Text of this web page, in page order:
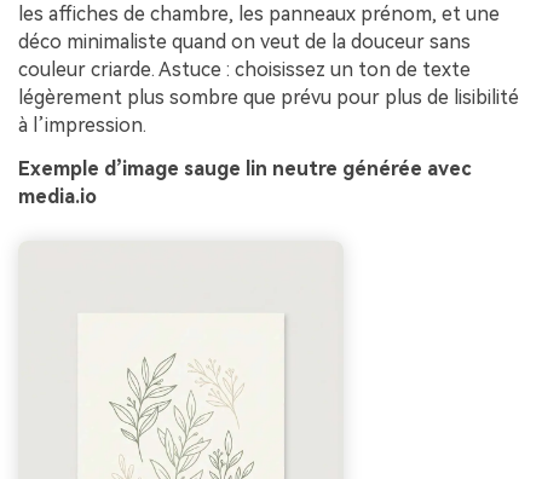
les affiches de chambre, les panneaux prénom, et une
déco minimaliste quand on veut de la douceur sans
couleur criarde. Astuce : choisissez un ton de texte
légèrement plus sombre que prévu pour plus de lisibilité
à l’impression.
Exemple d’image sauge lin neutre générée avec
media.io